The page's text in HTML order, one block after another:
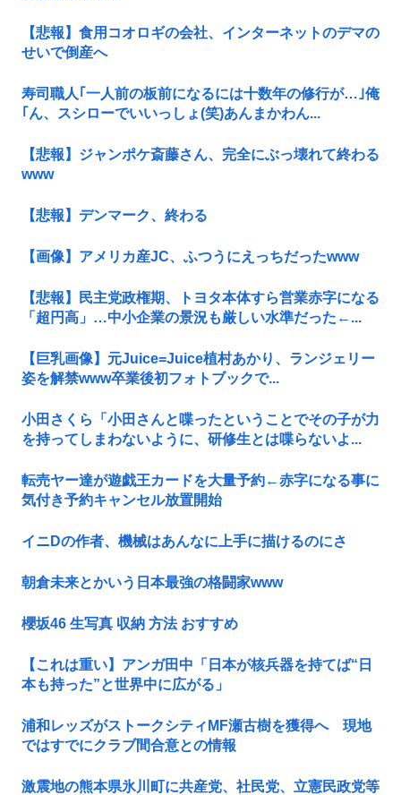
【悲報】食用コオロギの会社、インターネットのデマの
せいで倒産へ
寿司職人｢一人前の板前になるには十数年の修行が…｣俺
｢ん、スシローでいいっしょ(笑)あんまかわん...
【悲報】ジャンポケ斎藤さん、完全にぶっ壊れて終わる
www
【悲報】デンマーク、終わる
【画像】アメリカ産JC、ふつうにえっちだったwww
【悲報】民主党政権期、トヨタ本体すら営業赤字になる
「超円高」…中小企業の景況も厳しい水準だった←...
【巨乳画像】元Juice=Juice植村あかり、ランジェリー
姿を解禁www卒業後初フォトブックで...
小田さくら「小田さんと喋ったということでその子が力
を持ってしまわないように、研修生とは喋らないよ...
転売ヤー達が遊戯王カードを大量予約←赤字になる事に
気付き予約キャンセル放置開始
イニDの作者、機械はあんなに上手に描けるのにさ
朝倉未来とかいう日本最強の格闘家www
櫻坂46 生写真 収納 方法 おすすめ
【これは重い】アンガ田中「日本が核兵器を持てば“日
本も持った”と世界中に広がる」
浦和レッズがストークシティMF瀬古樹を獲得へ 現地
ではすでにクラブ間合意との情報
激震地の熊本県氷川町に共産党、社民党、立憲民政党等